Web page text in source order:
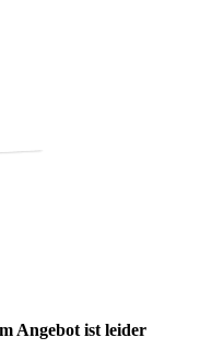
Angebot ist leider